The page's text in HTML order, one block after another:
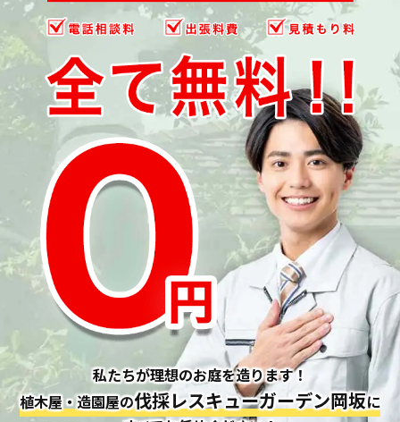
私たちが理想のお庭を造ります！
植木屋・造園屋の伐採レスキューガーデン岡坂に